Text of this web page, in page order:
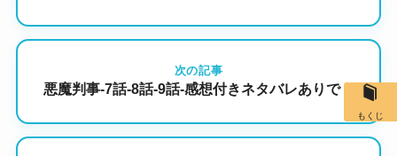
次の記事
悪魔判事-7話-8話-9話-感想付きネタバレありで！
もくじ